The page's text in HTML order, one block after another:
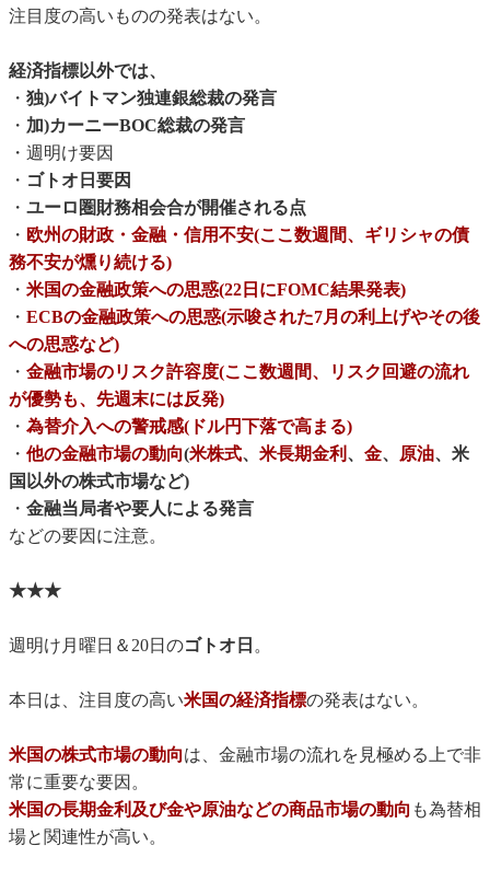
注目度の高いものの発表はない。
経済指標以外では、
・ 独)バイトマン独連銀総裁の発言
・ 加)カーニーBOC総裁の発言
・週明け要因
・ ゴトオ日要因
・ ユーロ圏財務相会合が開催される点
・ 欧州の財政・金融・信用不安(ここ数週間、ギリシャの債
務不安が燻り続ける)
・ 米国の金融政策への思惑(22日にFOMC結果発表)
・ ECBの金融政策への思惑(示唆された7月の利上げやその後
への思惑など)
・ 金融市場のリスク許容度(ここ数週間、リスク回避の流れ
が優勢も、先週末には反発)
・ 為替介入への警戒感(ドル円下落で高まる)
・ 他の金融市場の動向(米株式、 米長期金利 、 金、 原油、米
国以外の株式市場など)
・ 金融当局者や要人による発言
などの要因に注意。
★★★
週明け月曜日＆20日のゴトオ日 。
本日は、注目度の高い米国の経済指標の発表はない。
米国の株式市場の動向は、金融市場の流れを見極める上で非
常に重要な要因。
米国の長期金利及び金や原油などの商品市場の動向 も為替相
場と関連性が高い。